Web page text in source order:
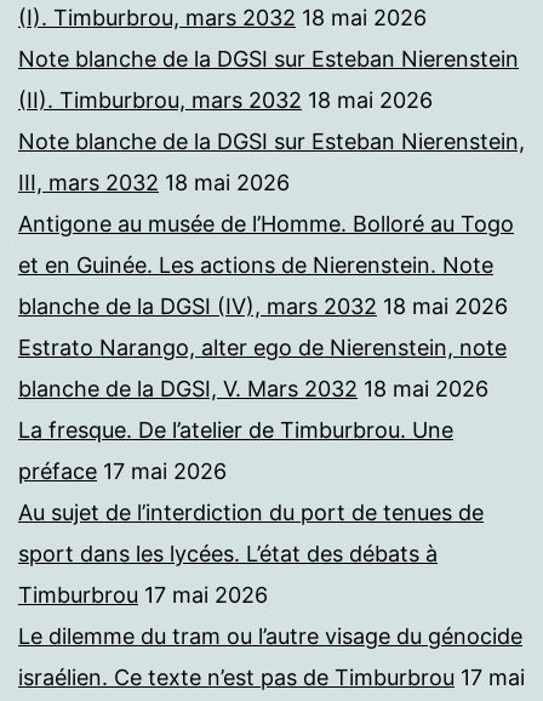
(I). Timburbrou, mars 2032 18 mai 2026
Note blanche de la DGSI sur Esteban Nierenstein
(II). Timburbrou, mars 2032 18 mai 2026
Note blanche de la DGSI sur Esteban Nierenstein,
III, mars 2032 18 mai 2026
Antigone au musée de l’Homme. Bolloré au Togo
et en Guinée. Les actions de Nierenstein. Note
blanche de la DGSI (IV), mars 2032 18 mai 2026
Estrato Narango, alter ego de Nierenstein, note
blanche de la DGSI, V. Mars 2032 18 mai 2026
La fresque. De l’atelier de Timburbrou. Une
préface 17 mai 2026
Au sujet de l’interdiction du port de tenues de
sport dans les lycées. L’état des débats à
Timburbrou 17 mai 2026
Le dilemme du tram ou l’autre visage du génocide
israélien. Ce texte n’est pas de Timburbrou 17 mai